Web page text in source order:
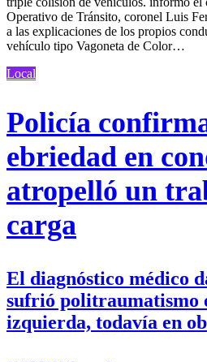
Operativo de Tránsito, coronel Luis
a las explicaciones de los propios
vehículo tipo Vagoneta de Color…
Local
Policía
ebriedad en
atropelló un
carga
El diagnóstico médico
sufrió politraumatismo
izquierda, todavía en